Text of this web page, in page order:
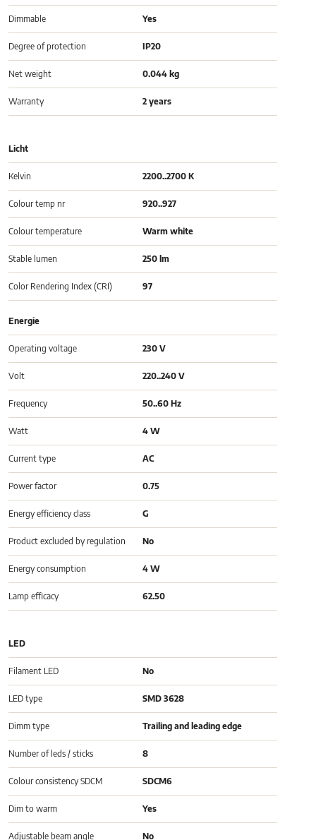
Dimmable Yes
Degree of protection IP20
Net weight 0.044 kg
Warranty 2 years
Licht
Kelvin 2200..2700 K
Colour temp nr 920..927
Colour temperature Warm white
Stable lumen 250 lm
Color Rendering Index (CRI) 97
Energie
Operating voltage 230 V
Volt 220..240 V
Frequency 50..60 Hz
Watt 4 W
Current type AC
Power factor 0.75
Energy efficiency class G
Product excluded by regulation No
Energy consumption 4 W
Lamp efficacy 62.50
LED
Filament LED No
LED type SMD 3628
Dimm type Trailing and leading edge
Number of leds / sticks 8
Colour consistency SDCM SDCM6
Dim to warm Yes
Adjustable beam angle No